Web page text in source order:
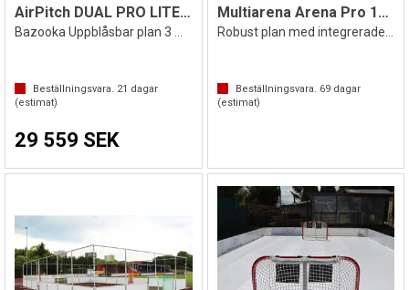
AirPitch DUAL PRO LITE 3v3
Beställningsvara. 21 dagar
(estimat)
29 559 SEK
Multiarena Arena Pro 10 × 7 m
Beställningsvara. 69dagar
(estimat)